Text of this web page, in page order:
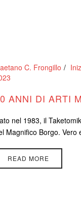
C. Frongillo
ANNI DI ARTI
nel 1983, il
Magnifico Borgo.
READ MORE